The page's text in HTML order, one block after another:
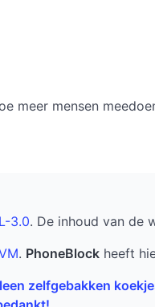
meer mensen
3.0. De inhoud van de
. PhoneBlockheeft
zelfgebakken